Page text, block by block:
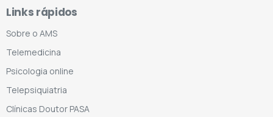
Links rápidos
Sobre o AMS
Telemedicina
Psicologia online
Telepsiquiatria
Clínicas Doutor PASA